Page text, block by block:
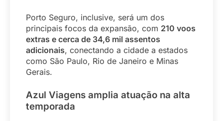
Porto Seguro, inclusive, será um dos
principais focos da expansão, com 210 voos
extras e cerca de 34,6 mil assentos
adicionais, conectando a cidade a estados
como São Paulo, Rio de Janeiro e Minas
Gerais.
Azul Viagens amplia atuação na alta
temporada